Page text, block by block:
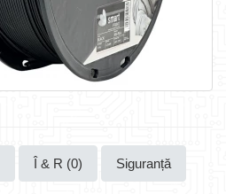
Î & R (0) Siguranță